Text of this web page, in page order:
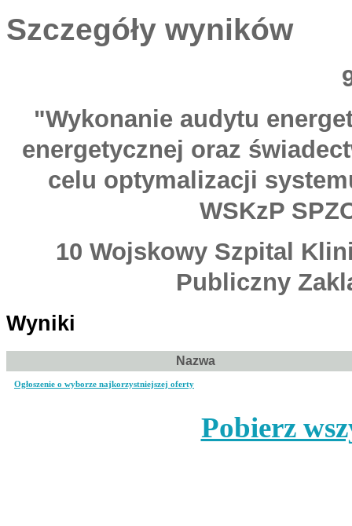
Szczegóły wyników
"Wykonanie audytu
energetycznej oraz
celu optymalizacji
WSKzP
10 Wojskowy Szpital
Publiczny
Wyniki
Nazwa
Ogłoszenie o wyborze najkorzystniejszej oferty
Pobierz